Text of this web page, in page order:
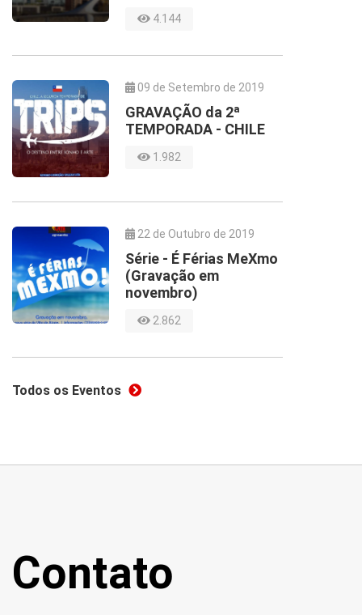
4.144
09 de Setembro de 2019
GRAVAÇÃO da 2ª
TEMPORADA - CHILE
1.982
22 de Outubro de 2019
Série - É Férias MeXmo
(Gravação em
novembro)
2.862
Todos os Eventos
Contato